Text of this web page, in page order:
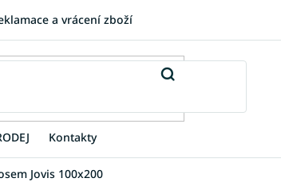
a vrácení zboží
Kontakty
Jovis 100x200